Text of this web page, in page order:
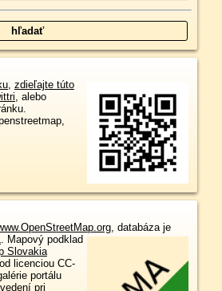
, zdieľajte túto
, alebo
, databáza je
. Mapový podklad
Slovakia
licenciou CC-
portálu
pri